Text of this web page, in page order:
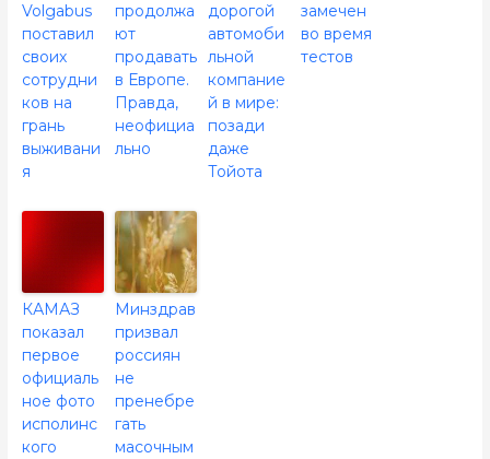
Volgabus
поставил
своих
сотрудни
ков на
грань
выживани
я
продолжа
ют
продавать
в Европе.
Правда,
неофициа
льно
дорогой
автомоби
льной
компание
й в мире:
позади
даже
Тойота
замечен
во время
тестов
КАМАЗ
показал
первое
официаль
ное фото
исполинс
кого
Минздрав
призвал
россиян
не
пренебре
гать
масочным